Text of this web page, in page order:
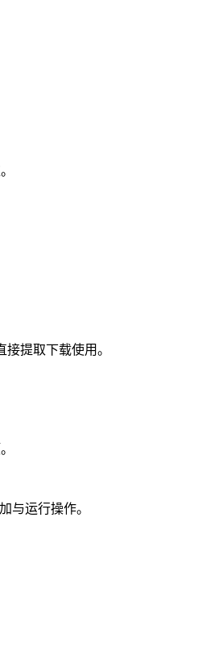
提取下载使用。
与运行操作。